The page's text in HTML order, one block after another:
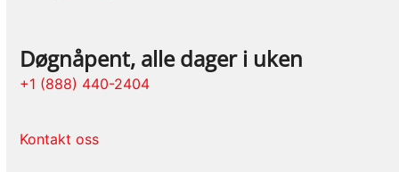
Døgnåpent, alle dager i uken
+1 (888) 440-2404
Kontakt oss